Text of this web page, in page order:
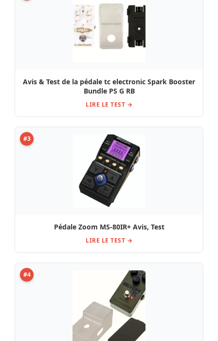
Avis & Test de la pédale tc electronic Spark Booster
Bundle PS G RB
LIRE LE TEST →
#3
Pédale Zoom MS-80IR+ Avis, Test
LIRE LE TEST →
#4